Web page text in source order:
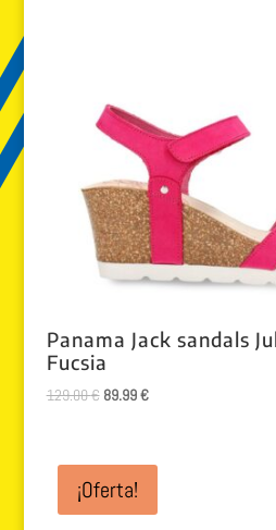
Panama Jack sandals
Fucsia
129.00€ El
era:
129.00 €.
89.99€El
es:
¡Oferta!